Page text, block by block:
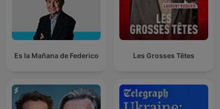
Es la Mañana de Federico Les Grosses Têtes